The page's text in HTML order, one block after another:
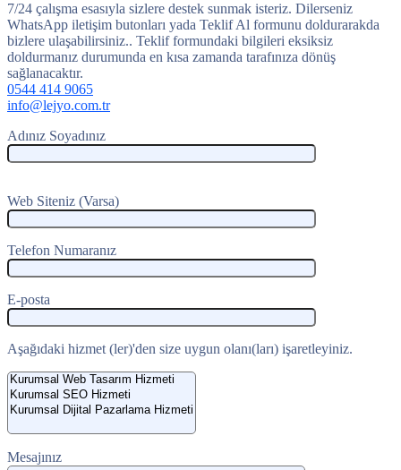
7/24 çalışma esasıyla sizlere destek sunmak isteriz. Dilerseniz
WhatsApp iletişim butonları yada Teklif Al formunu doldurarakda
bizlere ulaşabilirsiniz.. Teklif formundaki bilgileri eksiksiz
doldurmanız durumunda en kısa zamanda tarafınıza dönüş
sağlanacaktır.
0544 414 9065
info@lejyo.com.tr
Adınız Soyadınız
Web Siteniz (Varsa)
Telefon Numaranız
E-posta
Aşağıdaki hizmet (ler)'den size uygun olanı(ları) işaretleyiniz.
Mesajınız